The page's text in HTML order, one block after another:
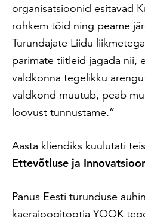
organisatsioonid esitavad
rohkem töid ning peame
Turundajate Liidu
parimate tiitleid jagada nii,
valdkonna tegelikku
valdkond muutub, peab
loovust tunnustame.”
Aasta kliendiks kuulutati
Ettevõtluse ja
Panus Eesti turunduse
kaerajoogitootja YOOK